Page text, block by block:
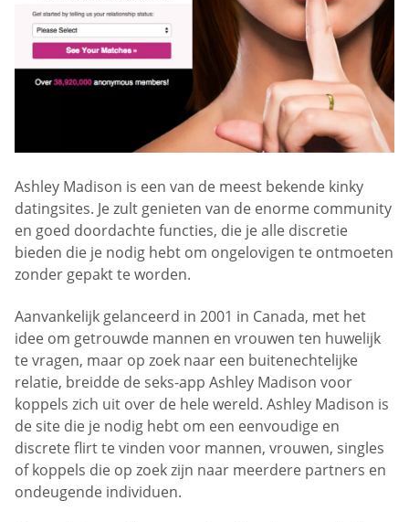
Ashley Madison is een van de meest bekende kinky
datingsites. Je zult genieten van de enorme community
en goed doordachte functies, die je alle discretie
bieden die je nodig hebt om ongelovigen te ontmoeten
zonder gepakt te worden.
Aanvankelijk gelanceerd in 2001 in Canada, met het
idee om getrouwde mannen en vrouwen ten huwelijk
te vragen, maar op zoek naar een buitenechtelijke
relatie, breidde de seks-app Ashley Madison voor
koppels zich uit over de hele wereld. Ashley Madison is
de site die je nodig hebt om een eenvoudige en
discrete flirt te vinden voor mannen, vrouwen, singles
of koppels die op zoek zijn naar meerdere partners en
ondeugende individuen.